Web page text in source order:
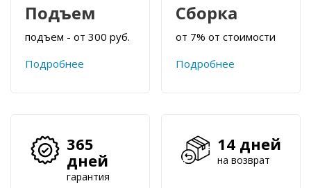
Подъем
подъем - от 300 руб.
Подробнее
Сборка
от 7% от стоимости
Подробнее
365
дней
гарантия
14 дней
на возврат